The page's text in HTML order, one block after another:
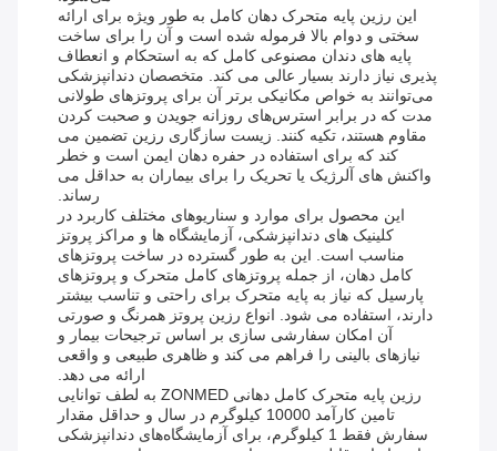
این رزین پایه متحرک دهان کامل به طور ویژه برای ارائه
سختی و دوام بالا فرموله شده است و آن را برای ساخت
پایه های دندان مصنوعی کامل که به استحکام و انعطاف
پذیری نیاز دارند بسیار عالی می کند. متخصصان دندانپزشکی
می‌توانند به خواص مکانیکی برتر آن برای پروتزهای طولانی
مدت که در برابر استرس‌های روزانه جویدن و صحبت کردن
مقاوم هستند، تکیه کنند. زیست سازگاری رزین تضمین می
کند که برای استفاده در حفره دهان ایمن است و خطر
واکنش های آلرژیک یا تحریک را برای بیماران به حداقل می
رساند.
این محصول برای موارد و سناریوهای مختلف کاربرد در
کلینیک های دندانپزشکی، آزمایشگاه ها و مراکز پروتز
مناسب است. این به طور گسترده در ساخت پروتزهای
کامل دهان، از جمله پروتزهای کامل متحرک و پروتزهای
پارسیل که نیاز به پایه متحرک برای راحتی و تناسب بیشتر
دارند، استفاده می شود. انواع رزین پروتز همرنگ و صورتی
آن امکان سفارشی سازی بر اساس ترجیحات بیمار و
نیازهای بالینی را فراهم می کند و ظاهری طبیعی و واقعی
ارائه می دهد.
رزین پایه متحرک کامل دهانی ZONMED به لطف توانایی
تامین کارآمد 10000 کیلوگرم در سال و حداقل مقدار
سفارش فقط 1 کیلوگرم، برای آزمایشگاه‌های دندانپزشکی